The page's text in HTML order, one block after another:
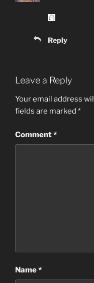
Reply
Leave a Reply
Your email address
fields are marked *
Comment*
Name*